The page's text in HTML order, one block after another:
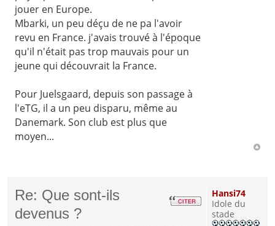
jouer en Europe.
Mbarki, un peu déçu de ne pa l'avoir
revu en France. j'avais trouvé à l'époque
qu'il n'était pas trop mauvais pour un
jeune qui découvrait la France.
Pour Juelsgaard, depuis son passage à
l'eTG, il a un peu disparu, même au
Danemark. Son club est plus que
moyen...
Re: Que sont-ils
devenus ?
Hansi74
Idole du
stade